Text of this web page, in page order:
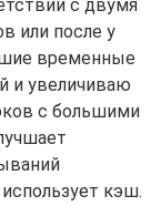
с двумя
или после y
временные
и увеличиваю
с большими
кэш.